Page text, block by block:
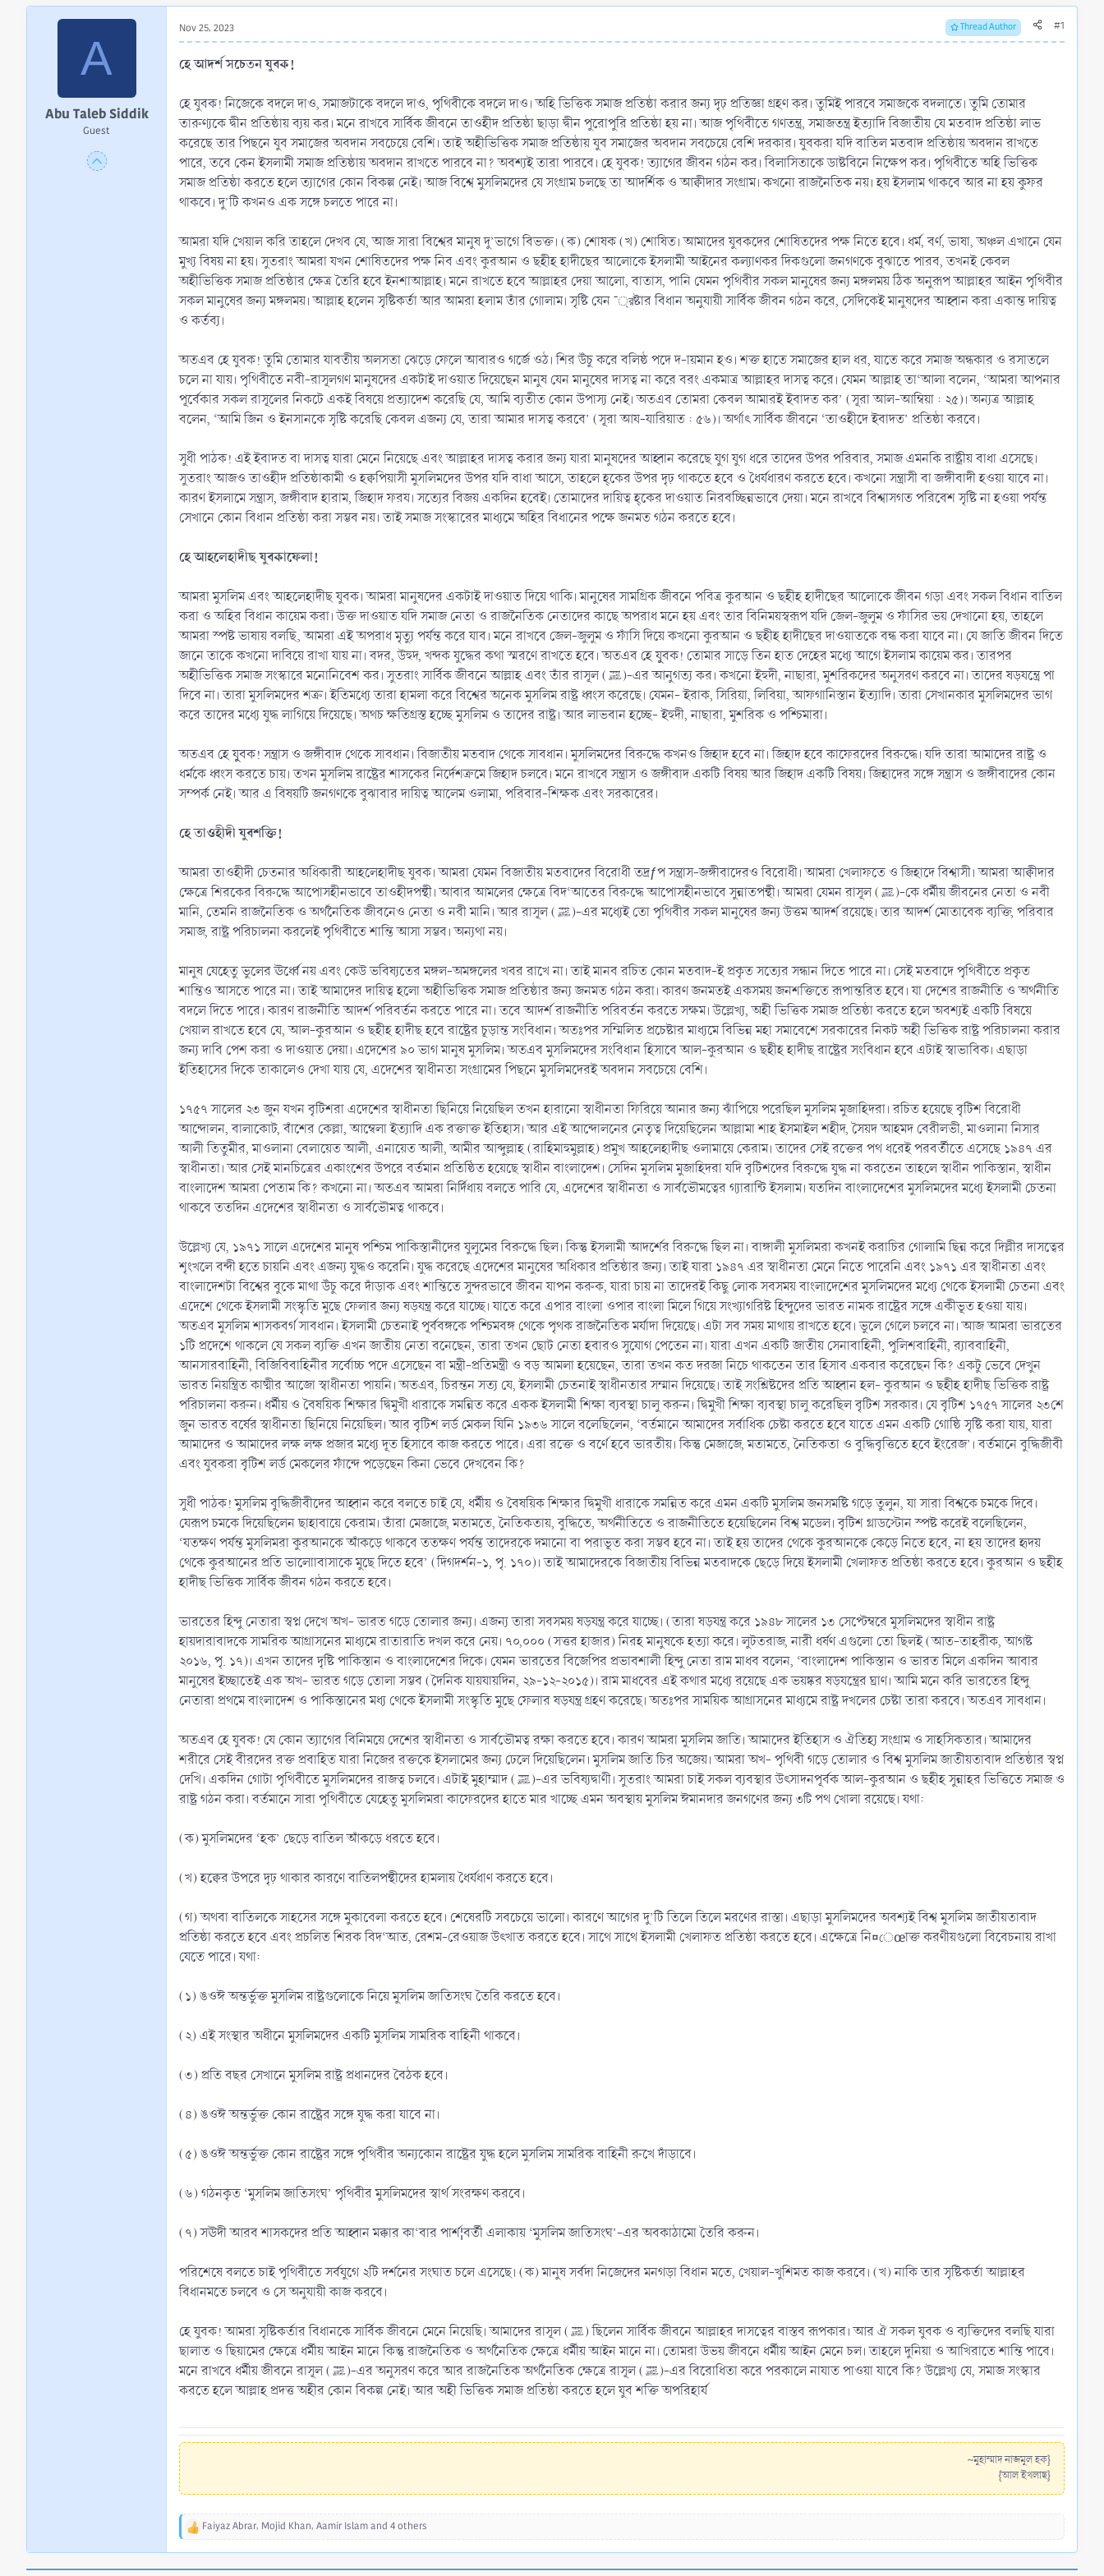
r
t
A
Abu Taleb Siddik
Guest
Nov 25, 2023 Thread Author #1
হে আদর্শ সচেতন যুবক!
হে যুবক! নিজেকে বদলে দাও, সমাজটাকে বদলে দাও, পৃথিবীকে বদলে দাও। অহি ভিত্তিক সমাজ প্রতিষ্ঠা করার জন্য দৃঢ় প্রতিজ্ঞা গ্রহণ কর। তুমিই পারবে সমাজকে বদলাতে। তুমি তোমার
তারুণ্যকে দ্বীন প্রতিষ্ঠায় ব্যয় কর। মনে রাখবে সার্বিক জীবনে তাওহীদ প্রতিষ্ঠা ছাড়া দ্বীন পুরোপুরি প্রতিষ্ঠা হয় না। আজ পৃথিবীতে গণতন্ত্র, সমাজতন্ত্র ইত্যাদি বিজাতীয় যে মতবাদ প্রতিষ্ঠা লাভ
করেছে তার পিছনে যুব সমাজের অবদান সবচেয়ে বেশি। তাই অহীভিত্তিক সমাজ প্রতিষ্ঠায় যুব সমাজের অবদান সবচেয়ে বেশি দরকার। যুবকরা যদি বাতিল মতবাদ প্রতিষ্ঠায় অবদান রাখতে
পারে, তবে কেন ইসলামী সমাজ প্রতিষ্ঠায় অবদান রাখতে পারবে না? অবশ্যই তারা পারবে। হে যুবক! ত্যাগের জীবন গঠন কর। বিলাসিতাকে ডাষ্টবিনে নিক্ষেপ কর। পৃথিবীতে অহি ভিত্তিক
সমাজ প্রতিষ্ঠা করতে হলে ত্যাগের কোন বিকল্প নেই। আজ বিশ্বে মুসলিমদের যে সংগ্রাম চলছে তা আদর্শিক ও আক্বীদার সংগ্রাম। কখনো রাজনৈতিক নয়। হয় ইসলাম থাকবে আর না হয় কুফর
থাকবে। দু’টি কখনও এক সঙ্গে চলতে পারে না।
আমরা যদি খেয়াল করি তাহলে দেখব যে, আজ সারা বিশ্বের মানুষ দু’ভাগে বিভক্ত। (ক) শোষক (খ) শোষিত। আমাদের যুবকদের শোষিতদের পক্ষ নিতে হবে। ধর্ম, বর্ণ, ভাষা, অঞ্চল এখানে যেন
মুখ্য বিষয় না হয়। সুতরাং আমরা যখন শোষিতদের পক্ষ নিব এবং কুরআন ও ছহীহ হাদীছের আলোকে ইসলামী আইনের কল্যাণকর দিকগুলো জনগণকে বুঝাতে পারব, তখনই কেবল
অহীভিত্তিক সমাজ প্রতিষ্ঠার ক্ষেত্র তৈরি হবে ইনশাআল্লাহ। মনে রাখতে হবে আল্লাহর দেয়া আলো, বাতাস, পানি যেমন পৃথিবীর সকল মানুষের জন্য মঙ্গলময় ঠিক অনুরূপ আল্লাহর আইন পৃথিবীর
সকল মানুষের জন্য মঙ্গলময়। আল্লাহ হলেন সৃষ্টিকর্তা আর আমরা হলাম তাঁর গোলাম। সৃষ্টি যেন ¯্রষ্টার বিধান অনুযায়ী সার্বিক জীবন গঠন করে, সেদিকেই মানুষদের আহ্বান করা একান্ত দায়িত্ব
ও কর্তব্য।
অতএব হে যুবক! তুমি তোমার যাবতীয় অলসতা ঝেড়ে ফেলে আবারও গর্জে ওঠ। শির উঁচু করে বলিষ্ঠ পদে দ-ায়মান হও। শক্ত হাতে সমাজের হাল ধর, যাতে করে সমাজ অন্ধকার ও রসাতলে
চলে না যায়। পৃথিবীতে নবী-রাসূলগণ মানুষদের একটাই দাওয়াত দিয়েছেন মানুষ যেন মানুষের দাসত্ব না করে বরং একমাত্র আল্লাহর দাসত্ব করে। যেমন আল্লাহ তা‘আলা বলেন, ‘আমরা আপনার
পূর্বেকার সকল রাসূলের নিকটে একই বিষয়ে প্রত্যাদেশ করেছি যে, আমি ব্যতীত কোন উপাস্য নেই। অতএব তোমরা কেবল আমারই ইবাদত কর’ (সূরা আল-আম্বিয়া : ২৫)। অন্যত্র আল্লাহ
বলেন, ‘আমি জিন ও ইনসানকে সৃষ্টি করেছি কেবল এজন্য যে, তারা আমার দাসত্ব করবে’ (সূরা আয-যারিয়াত : ৫৬)। অর্থাৎ সার্বিক জীবনে ‘তাওহীদে ইবাদত’ প্রতিষ্ঠা করবে।
সুধী পাঠক! এই ইবাদত বা দাসত্ব যারা মেনে নিয়েছে এবং আল্লাহর দাসত্ব করার জন্য যারা মানুষদের আহ্বান করেছে যুগ যুগ ধরে তাদের উপর পরিবার, সমাজ এমনকি রাষ্ট্রীয় বাধা এসেছে।
সুতরাং আজও তাওহীদ প্রতিষ্ঠাকামী ও হক্বপিয়াসী মুসলিমদের উপর যদি বাধা আসে, তাহলে হ্কের উপর দৃঢ় থাকতে হবে ও ধৈর্যধারণ করতে হবে। কখনো সন্ত্রাসী বা জঙ্গীবাদী হওয়া যাবে না।
কারণ ইসলামে সন্ত্রাস, জঙ্গীবাদ হারাম, জিহাদ ফরয। সত্যের বিজয় একদিন হবেই। তোমাদের দায়িত্ব হ্কের দাওয়াত নিরবচ্ছিন্নভাবে দেয়া। মনে রাখবে বিশ্বাসগত পরিবেশ সৃষ্টি না হওয়া পর্যন্ত
সেখানে কোন বিধান প্রতিষ্ঠা করা সম্ভব নয়। তাই সমাজ সংস্কারের মাধ্যমে অহির বিধানের পক্ষে জনমত গঠন করতে হবে।
হে আহলেহাদীছ যুবকাফেলা!
আমরা মুসলিম এবং আহলেহাদীছ যুবক। আমরা মানুষদের একটাই দাওয়াত দিয়ে থাকি। মানুষের সামগ্রিক জীবনে পবিত্র কুরআন ও ছহীহ হাদীছের আলোকে জীবন গড়া এবং সকল বিধান বাতিল
করা ও অহির বিধান কায়েম করা। উক্ত দাওয়াত যদি সমাজ নেতা ও রাজনৈতিক নেতাদের কাছে অপরাধ মনে হয় এবং তার বিনিময়স্বরূপ যদি জেল-জুলুম ও ফাঁসির ভয় দেখানো হয়, তাহলে
আমরা স্পষ্ট ভাষায় বলছি, আমরা এই অপরাধ মৃত্যু পর্যন্ত করে যাব। মনে রাখবে জেল-জুলুম ও ফাঁসি দিয়ে কখনো কুরআন ও ছহীহ হাদীছের দাওয়াতকে বন্ধ করা যাবে না। যে জাতি জীবন দিতে
জানে তাকে কখনো দাবিয়ে রাখা যায় না। বদর, উহুদ, খন্দক যুদ্ধের কথা স্মরণে রাখতে হবে। অতএব হে যুুবক! তোমার সাড়ে তিন হাত দেহের মধ্যে আগে ইসলাম কায়েম কর। তারপর
অহীভিত্তিক সমাজ সংস্কারে মনোনিবেশ কর। সুতরাং সার্বিক জীবনে আল্লাহ এবং তাঁর রাসূল (ﷺ)-এর আনুগত্য কর। কখনো ইহুদী, নাছারা, মুশরিকদের অনুসরণ করবে না। তাদের ষড়যন্ত্রে পা
দিবে না। তারা মুসলিমদের শত্রু। ইতিমধ্যে তারা হামলা করে বিশ্বের অনেক মুসলিম রাষ্ট্র ধ্বংস করেছে। যেমন- ইরাক, সিরিয়া, লিবিয়া, আফগানিস্তান ইত্যাদি। তারা সেখানকার মুসলিমদের ভাগ
করে তাদের মধ্যে যুদ্ধ লাগিয়ে দিয়েছে। অথচ ক্ষতিগ্রস্ত হচ্ছে মুসলিম ও তাদের রাষ্ট্র। আর লাভবান হচ্ছে- ইহুদী, নাছারা, মুশরিক ও পশ্চিমারা।
অতএব হে যুুবক! সন্ত্রাস ও জঙ্গীবাদ থেকে সাবধান। বিজাতীয় মতবাদ থেকে সাবধান। মুসলিমদের বিরুদ্ধে কখনও জিহাদ হবে না। জিহাদ হবে কাফেরদের বিরুদ্ধে। যদি তারা আমাদের রাষ্ট্র ও
ধর্মকে ধ্বংস করতে চায়। তখন মুসলিম রাষ্ট্রের শাসকের নির্দেশক্রমে জিহাদ চলবে। মনে রাখবে সন্ত্রাস ও জঙ্গীবাদ একটি বিষয় আর জিহাদ একটি বিষয়। জিহাদের সঙ্গে সন্ত্রাস ও জঙ্গীবাদের কোন
সম্পর্ক নেই। আর এ বিষয়টি জনগণকে বুঝাবার দায়িত্ব আলেম ওলামা, পরিবার-শিক্ষক এবং সরকারের।
হে তাওহীদী যুবশক্তি!
আমরা তাওহীদী চেতনার অধিকারী আহলেহাদীছ যুবক। আমরা যেমন বিজাতীয় মতবাদের বিরোধী তদ্রƒপ সন্ত্রাস-জঙ্গীবাদেরও বিরোধী। আমরা খেলাফতে ও জিহাদে বিশ্বাসী। আমরা আক্বীদার
ক্ষেত্রে শিরকের বিরুদ্ধে আপোসহীনভাবে তাওহীদপন্থী। আবার আমলের ক্ষেত্রে বিদ‘আতের বিরুদ্ধে আপোসহীনভাবে সুন্নাতপন্থী। আমরা যেমন রাসূল (ﷺ)-কে ধর্মীয় জীবনের নেতা ও নবী
মানি, তেমনি রাজনৈতিক ও অর্থনৈতিক জীবনেও নেতা ও নবী মানি। আর রাসূল (ﷺ)-এর মধ্যেই তো পৃথিবীর সকল মানুষের জন্য উত্তম আদর্শ রয়েছে। তার আদর্শ মোতাবেক ব্যক্তি, পরিবার
সমাজ, রাষ্ট্র পরিচালনা করলেই পৃথিবীতে শান্তি আসা সম্ভব। অন্যথা নয়।
মানুষ যেহেতু ভুলের ঊর্ধ্বে নয় এবং কেউ ভবিষ্যতের মঙ্গল-অমঙ্গলের খবর রাখে না। তাই মানব রচিত কোন মতবাদ-ই প্রকৃত সত্যের সন্ধান দিতে পারে না। সেই মতবাদে পৃথিবীতে প্রকৃত
শান্তিও আসতে পারে না। তাই আমাদের দায়িত্ব হলো অহীভিত্তিক সমাজ প্রতিষ্ঠার জন্য জনমত গঠন করা। কারণ জনমতই একসময় জনশক্তিতে রূপান্তরিত হবে। যা দেশের রাজনীতি ও অর্থনীতি
বদলে দিতে পারে। কারণ রাজনীতি আদর্শ পরিবর্তন করতে পারে না। তবে আদর্শ রাজনীতি পরিবর্তন করতে সক্ষম। উল্লেখ্য, অহী ভিত্তিক সমাজ প্রতিষ্ঠা করতে হলে অবশ্যই একটি বিষয়ে
খেয়াল রাখতে হবে যে, আল-কুরআন ও ছহীহ হাদীছ হবে রাষ্ট্রের চূড়ান্ত সংবিধান। অতঃপর সম্মিলিত প্রচেষ্টার মাধ্যমে বিভিন্ন মহা সমাবেশে সরকারের নিকট অহী ভিত্তিক রাষ্ট্র পরিচালনা করার
জন্য দাবি পেশ করা ও দাওয়াত দেয়া। এদেশের ৯০ ভাগ মানুষ মুসলিম। অতএব মুসলিমদের সংবিধান হিসাবে আল-কুরআন ও ছহীহ হাদীছ রাষ্ট্রের সংবিধান হবে এটাই স্বাভাবিক। এছাড়া
ইতিহাসের দিকে তাকালেও দেখা যায় যে, এদেশের স্বাধীনতা সংগ্রামের পিছনে মুসলিমদেরই অবদান সবচেয়ে বেশি।
১৭৫৭ সালের ২৩ জুন যখন বৃটিশরা এদেশের স্বাধীনতা ছিনিয়ে নিয়েছিল তখন হারানো স্বাধীনতা ফিরিয়ে আনার জন্য ঝাঁপিয়ে পরেছিল মুসলিম মুজাহিদরা। রচিত হয়েছে বৃটিশ বিরোধী
আন্দোলন, বালাকোট, বাঁশের কেল্লা, আম্বেলা ইত্যাদি এক রক্তাক্ত ইতিহাস। আর এই আন্দোলনের নেতৃত্ব দিয়েছিলেন আল্লামা শাহ ইসমাইল শহীদ, সৈয়দ আহমদ বেরীলভী, মাওলানা নিসার
আলী তিতুমীর, মাওলানা বেলায়েত আলী, এনায়েত আলী, আমীর আব্দুল্লাহ (রাহিমাহুমুল্লাহ) প্রমুখ আহলেহাদীছ ওলামায়ে কেরাম। তাদের সেই রক্তের পথ ধরেই পরবর্তীতে এসেছে ১৯৪৭ এর
স্বাধীনতা। আর সেই মানচিত্রের একাংশের উপরে বর্তমান প্রতিষ্ঠিত হয়েছে স্বাধীন বাংলাদেশ। সেদিন মুসলিম মুজাহিদরা যদি বৃটিশদের বিরুদ্ধে যুদ্ধ না করতেন তাহলে স্বাধীন পাকিস্তান, স্বাধীন
বাংলাদেশ আমরা পেতাম কি? কখনো না। অতএব আমরা নির্দিধায় বলতে পারি যে, এদেশের স্বাধীনতা ও সার্বভৌমত্বের গ্যারান্টি ইসলাম। যতদিন বাংলাদেশের মুসলিমদের মধ্যে ইসলামী চেতনা
থাকবে ততদিন এদেশের স্বাধীনতা ও সার্বভৌমত্ব থাকবে।
উল্লেখ্য যে, ১৯৭১ সালে এদেশের মানুষ পশ্চিম পাকিস্তানীদের যুলুমের বিরুদ্ধে ছিল। কিন্তু ইসলামী আদর্শের বিরুদ্ধে ছিল না। বাঙ্গালী মুসলিমরা কখনই করাচির গোলামি ছিন্ন করে দিল্লীর দাসত্বের
শৃংখলে বন্দী হতে চায়নি এবং এজন্য যুদ্ধও করেনি। যুদ্ধ করেছে এদেশের মানুষের অধিকার প্রতিষ্ঠার জন্য। তাই যারা ১৯৪৭ এর স্বাধীনতা মেনে নিতে পারেনি এবং ১৯৭১ এর স্বাধীনতা এবং
বাংলাদেশটা বিশ্বের বুকে মাথা উঁচু করে দাঁড়াক এবং শান্তিতে সুন্দরভাবে জীবন যাপন করুক, যারা চায় না তাদেরই কিছু লোক সবসময় বাংলাদেশের মুসলিমদের মধ্যে থেকে ইসলামী চেতনা এবং
এদেশে থেকে ইসলামী সংস্কৃতি মুছে ফেলার জন্য ষড়যন্ত্র করে যাচ্ছে। যাতে করে এপার বাংলা ওপার বাংলা মিলে গিয়ে সংখ্যাগরিষ্ট হিন্দুদের ভারত নামক রাষ্ট্রের সঙ্গে একীভূত হওয়া যায়।
অতএব মুসলিম শাসকবর্গ সাবধান। ইসলামী চেতনাই পূর্ববঙ্গকে পশ্চিমবঙ্গ থেকে পৃথক রাজনৈতিক মর্যাদা দিয়েছে। এটা সব সময় মাথায় রাখতে হবে। ভুলে গেলে চলবে না। আজ আমরা ভারতের
১টি প্রদেশে থাকলে যে সকল ব্যক্তি এখন জাতীয় নেতা বনেছেন, তারা তখন ছোট নেতা হবারও সুযোগ পেতেন না। যারা এখন একটি জাতীয় সেনাবাহিনী, পুলিশবাহিনী, র‌্যাববাহিনী,
আনসারবাহিনী, বিজিবিবাহিনীর সর্বোচ্চ পদে এসেছেন বা মন্ত্রী-প্রতিমন্ত্রী ও বড় আমলা হয়েছেন, তারা তখন কত দরজা নিচে থাকতেন তার হিসাব একবার করেছেন কি? একটু ভেবে দেখুন
ভারত নিয়ন্ত্রিত কাষ্মীর আজো স্বাধীনতা পায়নি। অতএব, চিরন্তন সত্য যে, ইসলামী চেতনাই স্বাধীনতার সম্মান দিয়েছে। তাই সংশ্লিষ্টদের প্রতি আহ্বান হল- কুরআন ও ছহীহ হাদীছ ভিত্তিক রাষ্ট্র
পরিচালনা করুন। ধর্মীয় ও বৈষয়িক শিক্ষার দ্বিমুখী ধারাকে সমন্নিত করে একক ইসলামী শিক্ষা ব্যবস্থা চালু করুন। দ্বিমুখী শিক্ষা ব্যবস্থা চালু করেছিল বৃটিশ সরকার। যে বৃটিশ ১৭৫৭ সালের ২৩শে
জুন ভারত বর্ষের স্বাধীনতা ছিনিয়ে নিয়েছিল। আর বৃটিশ লর্ড মেকল যিনি ১৯৩৬ সালে বলেছিলেন, ‘বর্তমানে আমাদের সর্বাধিক চেষ্টা করতে হবে যাতে এমন একটি গোষ্ঠি সৃষ্টি করা যায়, যারা
আমাদের ও আমাদের লক্ষ লক্ষ প্রজার মধ্যে দূত হিসাবে কাজ করতে পারে। এরা রক্তে ও বর্ণে হবে ভারতীয়। কিন্তু মেজাজে, মতামতে, নৈতিকতা ও বুদ্ধিবৃত্তিতে হবে ইংরেজ’। বর্তমানে বুদ্ধিজীবী
এবং যুবকরা বৃটিশ লর্ড মেকলের ফাঁন্দে পড়েছেন কিনা ভেবে দেখবেন কি?
সুধী পাঠক! মুসলিম বুদ্ধিজীবীদের আহ্বান করে বলতে চাই যে, ধর্মীয় ও বৈষয়িক শিক্ষার দ্বিমুখী ধারাকে সমন্নিত করে এমন একটি মুসলিম জনসমষ্টি গড়ে তুলুন, যা সারা বিশ্বকে চমকে দিবে।
যেরূপ চমকে দিয়েছিলেন ছাহাবায়ে কেরাম। তাঁরা মেজাজে, মতামতে, নৈতিকতায়, বুদ্ধিতে, অর্থনীতিতে ও রাজনীতিতে হয়েছিলেন বিশ্ব মডেল। বৃটিশ গ্লাডস্টোন স্পষ্ট করেই বলেছিলেন,
‘যতক্ষণ পর্যন্ত মুসলিমরা কুরআনকে আঁকড়ে থাকবে ততক্ষণ পর্যন্ত তাদেরকে দমানো বা পরাভূত করা সম্ভব হবে না। তাই হয় তাদের থেকে কুরআনকে কেড়ে নিতে হবে, না হয় তাদের হৃদয়
থেকে কুরআনের প্রতি ভালোাবাসাকে মুছে দিতে হবে’ (দিগদর্শন-১, পৃ. ১৭০)। তাই আমাদেরকে বিজাতীয় বিভিন্ন মতবাদকে ছেড়ে দিয়ে ইসলামী খেলাফত প্রতিষ্ঠা করতে হবে। কুরআন ও ছহীহ
হাদীছ ভিত্তিক সার্বিক জীবন গঠন করতে হবে।
ভারতের হিন্দু নেতারা স্বপ্ন দেখে অখ- ভারত গড়ে তোলার জন্য। এজন্য তারা সবসময় ষড়যন্ত্র করে যাচ্ছে। (তারা ষড়যন্ত্র করে ১৯৪৮ সালের ১৩ সেপ্টেম্বরে মুসলিমদের স্বাধীন রাষ্ট্র
হায়দারাবাদকে সামরিক আগ্রাসনের মাধ্যমে রাতারাতি দখল করে নেয়। ৭০,০০০ (সত্তর হাজার) নিরহ মানুষকে হত্যা করে। লুটতরাজ, নারী ধর্ষণ এগুলো তো ছিলই (আত-তাহরীক, আগষ্ট
২০১৬, পৃ. ১৭)। এখন তাদের দৃষ্টি পাকিস্তান ও বাংলাদেশের দিকে। যেমন ভারতের বিজেপির প্রভাবশালী হিন্দু নেতা রাম মাধব বলেন, ‘বাংলাদেশ পাকিস্তান ও ভারত মিলে একদিন আবার
মানুষের ইচ্ছাতেই এক অখ- ভারত গড়ে তোলা সম্ভব (দৈনিক যায়যায়দিন, ২৯-১২-২০১৫)। রাম মাধবের এই কথার মধ্যে রয়েছে এক ভয়ষ্কর ষড়যন্ত্রের ঘ্রাণ। আমি মনে করি ভারতের হিন্দু
নেতারা প্রথমে বাংলাদেশ ও পাকিস্তানের মধ্য থেকে ইসলামী সংস্কৃতি মুছে ফেলার ষড়যন্ত্র গ্রহণ করেছে। অতঃপর সাময়িক আগ্রাসনের মাধ্যমে রাষ্ট্র দখলের চেষ্টা তারা করবে। অতএব সাবধান।
অতএব হে যুবক! যে কোন ত্যাগের বিনিময়ে দেশের স্বাধীনতা ও সার্বভৌমত্ব রক্ষা করতে হবে। কারণ আমরা মুসলিম জাতি। আমাদের ইতিহাস ও ঐতিহ্য সংগ্রাম ও সাহসিকতার। আমাদের
শরীরে সেই বীরদের রক্ত প্রবাহিত যারা নিজের রক্তকে ইসলামের জন্য ঢেলে দিয়েছিলেন। মুসলিম জাতি চির অজেয়। আমরা অখ- পৃথিবী গড়ে তোলার ও বিশ্ব মুসলিম জাতীয়তাবাদ প্রতিষ্ঠার স্বপ্ন
দেখি। একদিন গোটা পৃথিবীতে মুসলিমদের রাজত্ব চলবে। এটাই মুহাম্মাদ (ﷺ)-এর ভবিষ্যদ্বাণী। সুতরাং আমরা চাই সকল ব্যবস্থার উৎসাদনপূর্বক আল-কুরআন ও ছহীহ সুন্নাহর ভিত্তিতে সমাজ ও
রাষ্ট্র গঠন করা। বর্তমানে সারা পৃথিবীতে যেহেতু মুসলিমরা কাফেরদের হাতে মার খাচ্ছে এমন অবস্থায় মুসলিম ঈমানদার জনগণের জন্য৩টিপথ খোলা রয়েছে। যথা:
(ক) মুসলিমদের ‘হক’ ছেড়ে বাতিল আঁকড়ে ধরতে হবে।
(খ) হক্বের উপরে দৃঢ় থাকার কারণে বাতিলপন্থীদের হামলায় ধৈর্যধাণ করতে হবে।
(গ) অথবা বাতিলকে সাহসের সঙ্গে মুকাবেলা করতে হবে। শেষেরটি সবচেয়ে ভালো। কারণে আগের দু’টি তিলে তিলে মরণের রাস্তা। এছাড়া মুসলিমদের অবশ্যই বিশ্ব মুসলিম জাতীয়তাবাদ
প্রতিষ্ঠা করতে হবে এবং প্রচলিত শিরক বিদ‘আত, রেশম-রেওয়াজ উৎখাত করতে হবে। সাথে সাথে ইসলামী খেলাফত প্রতিষ্ঠা করতে হবে। এক্ষেত্রে নি¤েœাক্ত করণীয়গুলো বিবেচনায় রাখা
যেতে পারে। যথা:
(১) ঙওঈ অন্তর্ভুক্ত মুসলিম রাষ্ট্রগুলোকে নিয়ে মুসলিম জাতিসংঘ তৈরি করতে হবে।
(২) এই সংস্থার অধীনে মুসলিমদের একটি মুসলিম সামরিক বাহিনী থাকবে।
(৩) প্রতি বছর সেখানে মুসলিম রাষ্ট্র প্রধানদের বৈঠক হবে।
(৪) ঙওঈ অন্তর্ভুক্ত কোন রাষ্ট্রের সঙ্গে যুদ্ধ করা যাবে না।
(৫) ঙওঈ অন্তর্ভুক্ত কোন রাষ্ট্রের সঙ্গে পৃথিবীর অন্যকোন রাষ্ট্রের যুদ্ধ হলে মুসলিম সামরিক বাহিনী রুখে দাঁড়াবে।
(৬) গঠনকৃত ‘মুসলিম জাতিসংঘ’ পৃথিবীর মুসলিমদের স্বার্থ সংরক্ষণ করবে।
(৭) সঊদী আরব শাসকদের প্রতি আহ্বান মক্কার কা‘বার পার্শ¦বর্তী এলাকায় ‘মুসলিম জাতিসংঘ’-এর অবকাঠামো তৈরি করুন।
পরিশেষে বলতে চাই পৃথিবীতে সর্বযুগে ২টি দর্শনের সংঘাত চলে এসেছে। (ক) মানুষ সর্বদা নিজেদের মনগড়া বিধান মতে, খেয়াল-খুশিমত কাজ করবে। (খ) নাকি তার সৃষ্টিকর্তা আল্লাহর
বিধানমতে চলবে ও সে অনুযায়ী কাজ করবে।
হে যুবক! আমরা সৃষ্টিকর্তার বিধানকে সার্বিক জীবনে মেনে নিয়েছি। আমাদের রাসূল (ﷺ) ছিলেন সার্বিক জীবনে আল্লাহর দাসত্বের বাস্তব রূপকার। আর ঐ সকল যুবক ও ব্যক্তিদের বলছি যারা
ছালাত ও ছিয়ামের ক্ষেত্রে ধর্মীয় আইন মানে কিন্তু রাজনৈতিক ও অর্থনৈতিক ক্ষেত্রে ধর্মীয় আইন মানে না। তোমরা উভয় জীবনে ধর্মীয় আইন মেনে চল। তাহলে দুনিয়া ও আখিরাতে শান্তি পাবে।
মনে রাখবে ধর্মীয় জীবনে রাসূল (ﷺ)-এর অনুসরণ করে আর রাজনৈতিক অর্থনৈতিক ক্ষেত্রে রাসূল (ﷺ)-এর বিরোধিতা করে পরকালে নাযাত পাওয়া যাবে কি? উল্লেখ্য যে, সমাজ সংস্কার
করতে হলে আল্লাহ প্রদত্ত অহীর কোন বিকল্প নেই। আর অহী ভিত্তিক সমাজ প্রতিষ্ঠা করতে হলে যুব শক্তি অপরিহার্য
~মুহাম্মাদ নাজমুল হক}​
{আল ইখলাছ}​
R
Faiyaz Abrar, Mojid Khan, Aamir Islamand 4 others